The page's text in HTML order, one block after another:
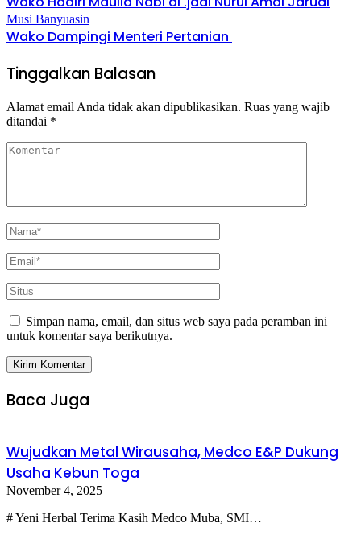
Musi Banyuasin
Wako Dampingi Menteri Pertanian
Tinggalkan Balasan
Alamat email Anda tidak akan dipublikasikan. Ruas yang wajib
ditandai *
Simpan nama, email, dan situs web saya pada peramban ini
untuk komentar saya berikutnya.
Baca Juga
Wujudkan Metal Wirausaha, Medco E&P Dukung
Usaha Kebun Toga
November 4, 2025
# Yeni Herbal Terima Kasih Medco Muba, SMI…